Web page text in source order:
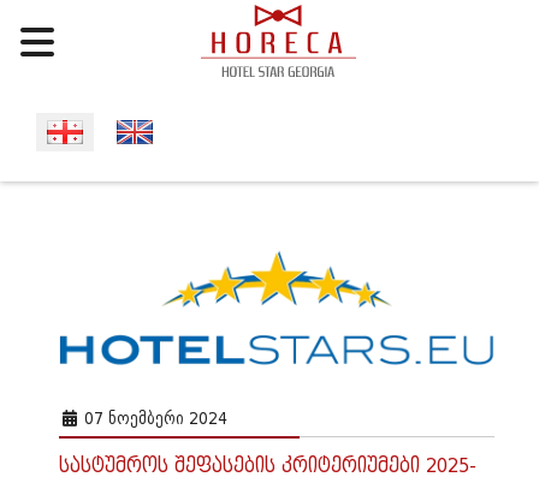
Select your language
07 ᲜᲝᲔᲛᲑᲔᲠᲘ 2024
სასტუმროს შეფასების კრიტერიუმები 2025-